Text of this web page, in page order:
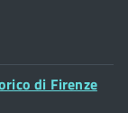
di Firenze